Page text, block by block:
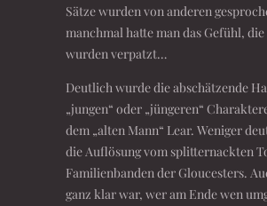
Sätze wurden von anderen
manchmal hatte man das Gefühl,
wurden verpatzt…
Deutlich wurde die abschätzende
„jungen“ oder „jüngeren“
dem „alten Mann“ Lear. Weniger
die Auflösung vom splitternackten
Familienbanden der Gloucesters.
ganz klar war, wer am Ende wen